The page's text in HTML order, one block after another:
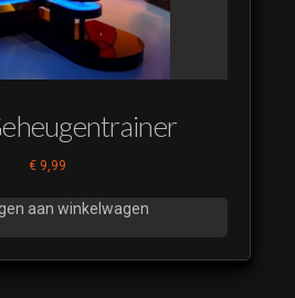
€ 9,99
aan winkelwagen